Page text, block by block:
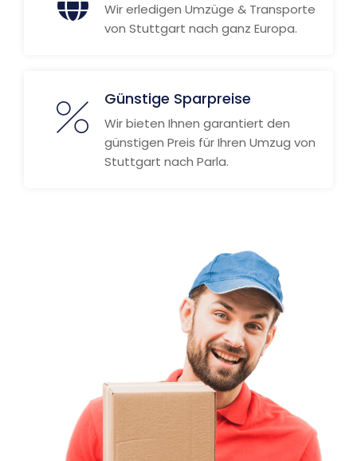
Wir erledigen Umzüge & Transporte
von Stuttgart nach ganz Europa.
Günstige Sparpreise
Wir bieten Ihnen garantiert den
günstigen Preis für Ihren Umzug von
Stuttgart nach Parla.